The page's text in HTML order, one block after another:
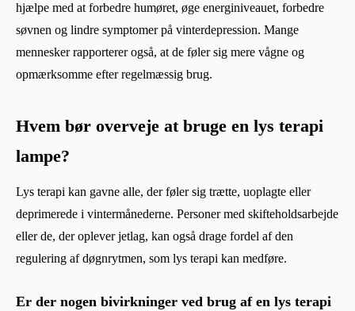
hjælpe med at forbedre humøret, øge energiniveauet, forbedre
søvnen og lindre symptomer på vinterdepression. Mange
mennesker rapporterer også, at de føler sig mere vågne og
opmærksomme efter regelmæssig brug.
Hvem bør overveje at bruge en lys terapi
lampe?
Lys terapi kan gavne alle, der føler sig trætte, uoplagte eller
deprimerede i vintermånederne. Personer med skifteholdsarbejde
eller de, der oplever jetlag, kan også drage fordel af den
regulering af døgnrytmen, som lys terapi kan medføre.
Er der nogen bivirkninger ved brug af en lys terapi